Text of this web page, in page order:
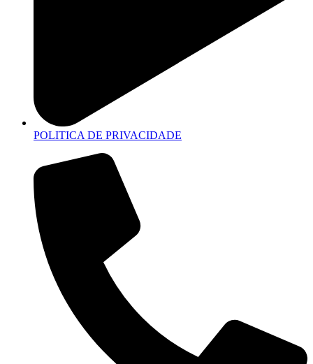
POLITICA DE PRIVACIDADE